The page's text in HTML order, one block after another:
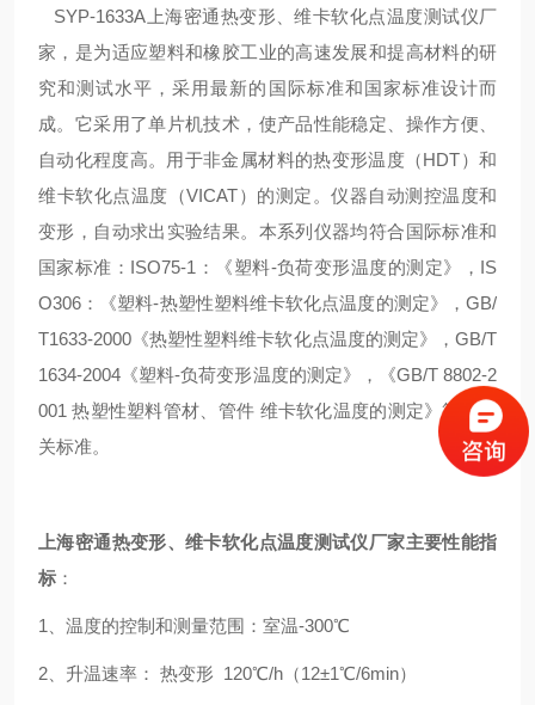
SYP-1633A上海密通热变形、维卡软化点温度测试仪厂
家 ，是为适应塑料和橡胶工业的高速发展和提高材料的研
究和测试水平，采用最新的国际标准和国家标准设计而
成。它采用了单片机技术，使产品性能稳定、操作方便、
自动化程度高。用于非金属材料的热变形温度（HDT）和
维卡软化点温度（VICAT）的测定。仪器自动测控温度和
变形，自动求出实验结果。本系列仪器均符合国际标准和
国家标准：ISO75-1：《塑料-负荷变形温度的测定》，IS
O306：《塑料-热塑性塑料维卡软化点温度的测定》，GB/
T1633-2000《热塑性塑料维卡软化点温度的测定》，GB/T
1634-2004《塑料-负荷变形温度的测定》，《GB/T 8802-2
001 热塑性塑料管材、管件 维卡软化温度的测定》等等相
关标准。
上海密通热变形、维卡软化点温度测试仪厂家主要性能指
标 ：
1、温度的控制和测量范围：室温-300℃
2、升温速率： 热变形 120℃/h（12±1℃/6min）